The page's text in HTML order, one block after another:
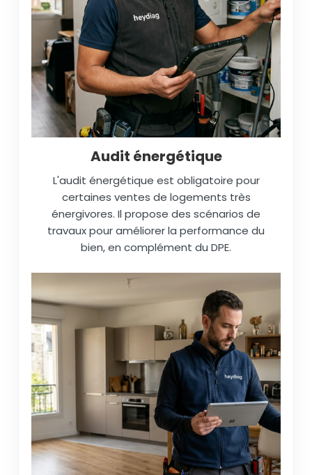
Audit énergétique
L'audit énergétique est obligatoire pour
certaines ventes de logements très
énergivores. Il propose des scénarios de
travaux pour améliorer la performance du
bien, en complément du DPE.